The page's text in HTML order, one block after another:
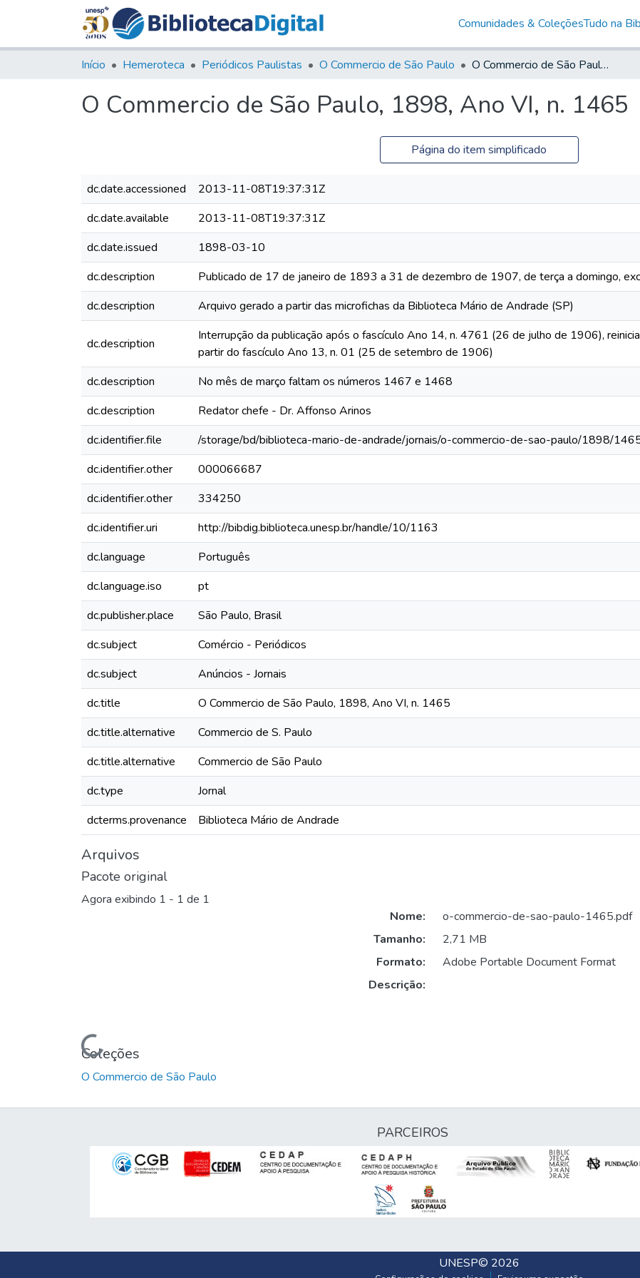
Comunidades & ColeçõesTudo na
Início Hemeroteca Periódicos Paulistas O Commercio de São Paulo O Commercio de São Paulo, 1898, Ano VI, n. 1465
O Commercio de São Paulo, 1898, Ano VI, n. 1465
Página do item simplificado
dc.date.accessioned
2013-11-08T19:37:31Z
dc.date.available
2013-11-08T19:37:31Z
dc.date.issued
1898-03-10
dc.description
Publicado de 17 de janeiro de 1893 a 31 de dezembro de 1907, de terça a domingo,
dc.description
Arquivo gerado a partir das microfichas da Biblioteca Mário de Andrade (SP)
dc.description
Interrupção da publicação após o fascículo Ano 14, n. 4761 (26 de julho de 1906),
partir do fascículo Ano 13, n. 01 (25 de setembro de 1906)
dc.description No mês de março faltam os números 1467 e 1468
dc.description
Redator chefe - Dr. Affonso Arinos
dc.identifier.file
/storage/bd/biblioteca-mario-de-andrade/jornais/o-commercio-de-sao-paulo/1898/
dc.identifier.other
000066687
dc.identifier.other
334250
dc.identifier.uri
http://bibdig.biblioteca.unesp.br/handle/10/1163
dc.language
Português
dc.language.iso
pt
dc.publisher.place
São Paulo, Brasil
dc.subject
Comércio - Periódicos
dc.subject
Anúncios - Jornais
dc.title
O Commercio de São Paulo, 1898, Ano VI, n. 1465
dc.title.alternative
Commercio de S. Paulo
dc.title.alternative
Commercio de São Paulo
dc.type
Jornal
dcterms.provenance
Biblioteca Mário de Andrade
Arquivos
Pacote original
Agora exibindo 1 - 1 de 1
Carregando...
Nome:
o-commercio-de-sao-paulo-1465.pdf
Tamanho:
2,71 MB
Formato:
Adobe Portable Document Format
Descrição:
Coleções
O Commercio de São Paulo
PARCEIROS
UNESP© 2026